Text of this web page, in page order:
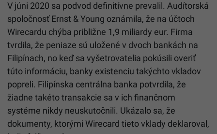
V júni 2020 sa podvod definitívne prevalil. Audítorská
spoločnosť Ernst & Young oznámila, že na účtoch
Wirecardu chýba približne 1,9 miliardy eur. Firma
tvrdila, že peniaze sú uložené v dvoch bankách na
Filipínach, no keď sa vyšetrovatelia pokúsili overiť
túto informáciu, banky existenciu takýchto vkladov
popreli. Filipínska centrálna banka potvrdila, že
žiadne takéto transakcie sa v ich finančnom
systéme nikdy neuskutočnili. Ukázalo sa, že
dokumenty, ktorými Wirecard tieto vklady deklaroval,